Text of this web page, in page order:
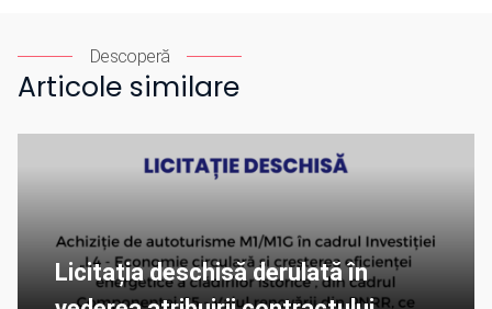
Descoperă
Articole similare
Licitația deschisă derulată în